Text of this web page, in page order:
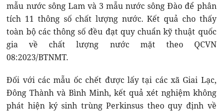
mẫu nước sông Lam và 3 mẫu nước sông Đào để phân
tích 11 thông số chất lượng nước. Kết quả cho thấy
toàn bộ các thông số đều đạt quy chuẩn kỹ thuật quốc
gia về chất lượng nước mặt theo QCVN
08:2023/BTNMT.
Đối với các mẫu ốc chết được lấy tại các xã Giai Lạc,
Đông Thành và Bình Minh, kết quả xét nghiệm không
phát hiện ký sinh trùng Perkinsus theo quy định về